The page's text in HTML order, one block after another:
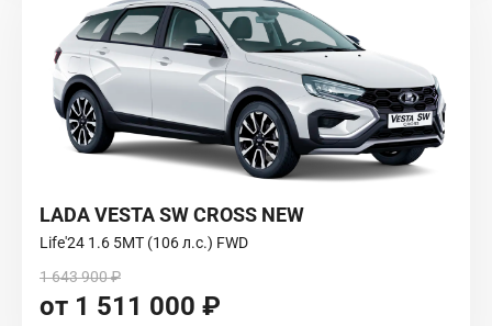
LADA VESTA SW CROSS NEW
Life'24 1.6 5MT (106 л.с.) FWD
1 643 900 ₽
от 1 511 000 ₽